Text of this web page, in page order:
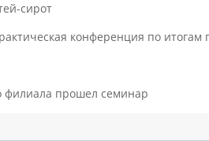
сирот
конференция по итогам
филиала прошел семинар